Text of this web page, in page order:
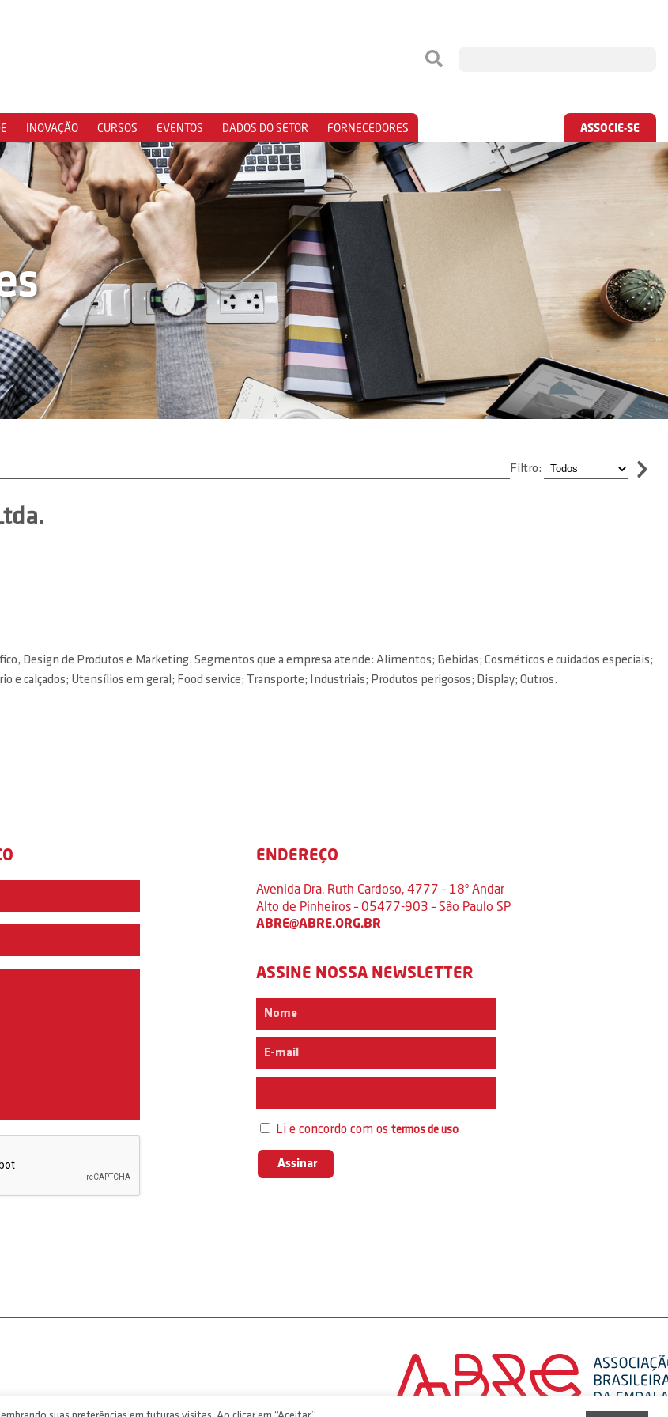
INOVAÇÃO CURSOS EVENTOS DADOS DO SETOR FORNECEDORES ASSOCIE-SE
Filtro:
Design de Produtos e Marketing. Segmentos que a empresa atende: Alimentos; Bebidas; Cosméticos e cuidados especiais;
e calçados; Utensílios em geral; Food service; Transporte; Industriais; Produtos perigosos; Display; Outros.
ENDEREÇO
Avenida Dra. Ruth Cardoso, 4777 – 18º Andar
Alto de Pinheiros – 05477-903 – São Paulo SP
ABRE@ABRE.ORG.BR
ASSINE NOSSA NEWSLETTER
Li e concordo com ostermos de uso